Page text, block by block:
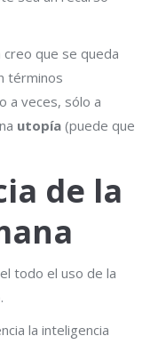
creo que se queda
términos
a veces, sólo a
utopía (puede que
de la
todo el uso de la
la inteligencia